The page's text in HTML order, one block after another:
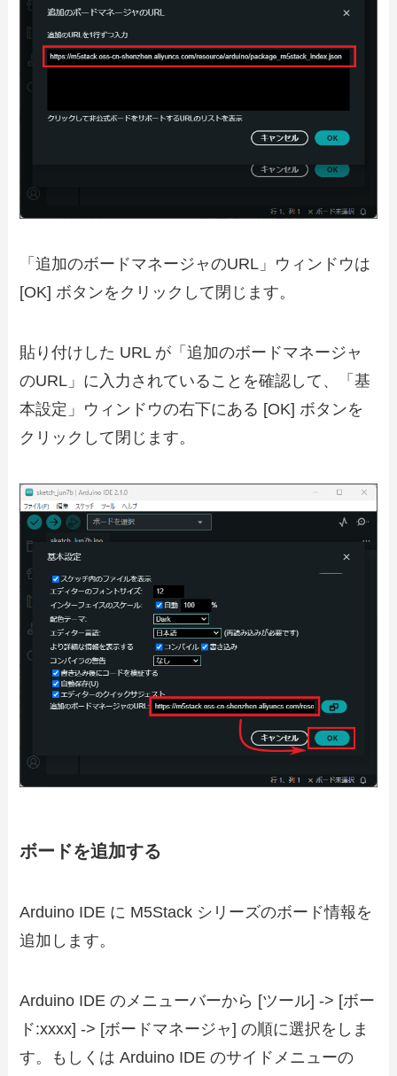
「追加のボードマネージャのURL」ウィンドウは
[OK] ボタンをクリックして閉じます。
貼り付けした URL が「追加のボードマネージャ
のURL」に入力されていることを確認して、「基
本設定」ウィンドウの右下にある [OK] ボタンを
クリックして閉じます。
ボードを追加する
Arduino IDE に M5Stack シリーズのボード情報を
追加します。
Arduino IDE のメニューバーから [ツール] -> [ボー
ド:xxxx] -> [ボードマネージャ] の順に選択をしま
す。もしくは Arduino IDE のサイドメニューの